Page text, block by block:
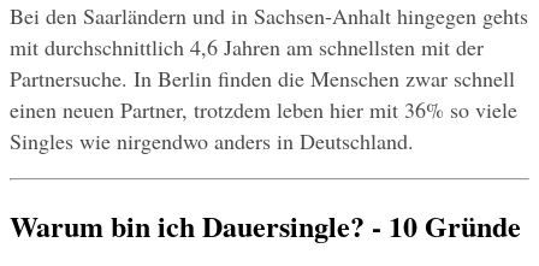
Bei den Saarländern und in Sachsen-Anhalt hingegen gehts
mit durchschnittlich 4,6 Jahren am schnellsten mit der
Partnersuche. In Berlin finden die Menschen zwar schnell
einen neuen Partner, trotzdem leben hier mit 36% so viele
Singles wie nirgendwo anders in Deutschland.
Warum bin ich Dauersingle? - 10 Gründe